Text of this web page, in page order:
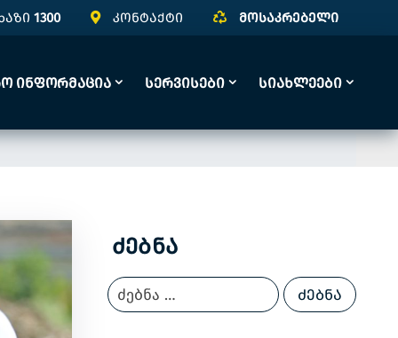
1300 კონტაქტი მოსაკრებელი
Ინფორმაცია Სერვისები Სიახლეები
Ძებნა